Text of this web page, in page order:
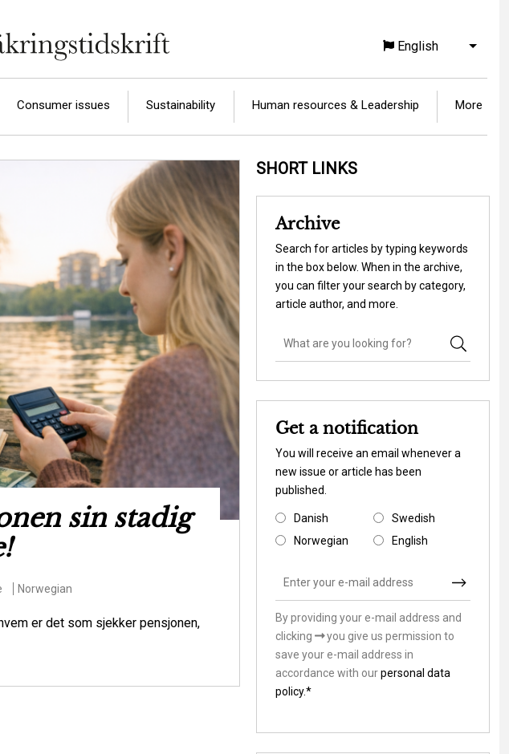
English List
Consumer issues Sustainability Human resources & Leadership More
sin stadig
Norwegian
er det som sjekker pensjonen,
Ny rapport
Danmark til at
Environmental
Skal vi som samfund lade stå til, mens
andre værdier i klimasårbare områder?
hvordan de m...
SHORT LINKS
Archive
Search for articles by typing keywords
in the box below. When in the archive,
you can filter your search by category,
article author, and more.
Get a notification
You will receive an email whenever a
new issue or article has been
published.
Danish
Swedish
Norwegian
English
By providing your e-mail address and
clicking
you give us permission to
save your e-mail address in
accordance with ourpersonal data
policy.*